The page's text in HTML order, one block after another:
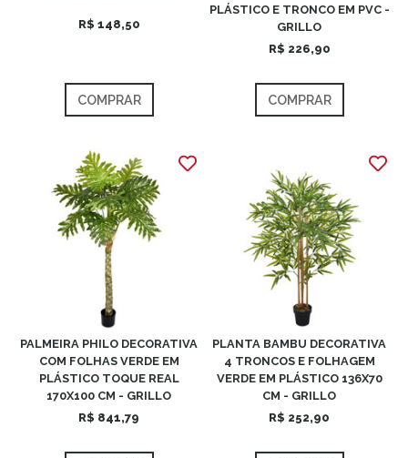
R$ 148,50
COMPRAR
PLÁSTICO E TRONCO EM PVC -
GRILLO
R$ 226,90
COMPRAR
PALMEIRA PHILO DECORATIVA
COM FOLHAS VERDE EM
PLÁSTICO TOQUE REAL
170X100 CM - GRILLO
R$ 841,79
PLANTA BAMBU DECORATIVA
4 TRONCOS E FOLHAGEM
VERDE EM PLÁSTICO 136X70
CM - GRILLO
R$ 252,90